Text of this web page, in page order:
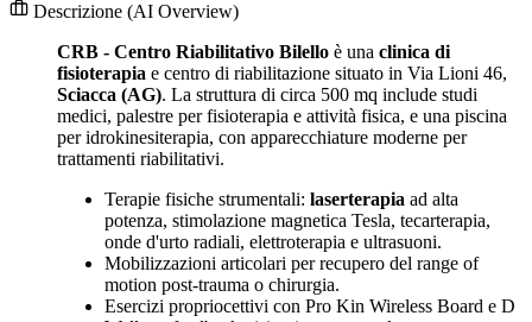
Descrizione (AI Overview)
CRB - Centro Riabilitativo Bilello è una clinica di
fisioterapia e centro di riabilitazione situato in Via Lioni 46,
Sciacca (AG). La struttura di circa 500 mq include studi
medici, palestre per fisioterapia e attività fisica, e una piscina
per idrokinesiterapia, con apparecchiature moderne per
trattamenti riabilitativi.
Terapie fisiche strumentali: laserterapia ad alta
potenza, stimolazione magnetica Tesla, tecarterapia,
onde d'urto radiali, elettroterapia e ultrasuoni.
Mobilizzazioni articolari per recupero del range of
motion post-trauma o chirurgia.
Esercizi propriocettivi con Pro Kin Wireless Board e D